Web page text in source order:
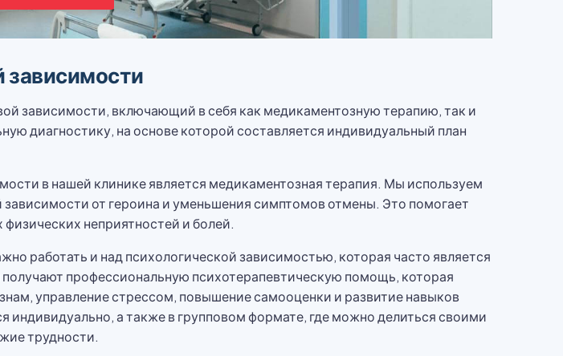
зависимости
зависимости, включающий в себя как медикаментозную терапию, так и
диагностику, на основе которой составляется индивидуальный план
в нашей клинике является медикаментозная терапия. Мы используем
от героина и уменьшения симптомов отмены. Это помогает
неприятностей и болей.
работать и над психологической зависимостью, которая часто является
профессиональную психотерапевтическую помощь, которая
управление стрессом, повышение самооценки и развитие навыков
а также в групповом формате, где можно делиться своими
трудности.